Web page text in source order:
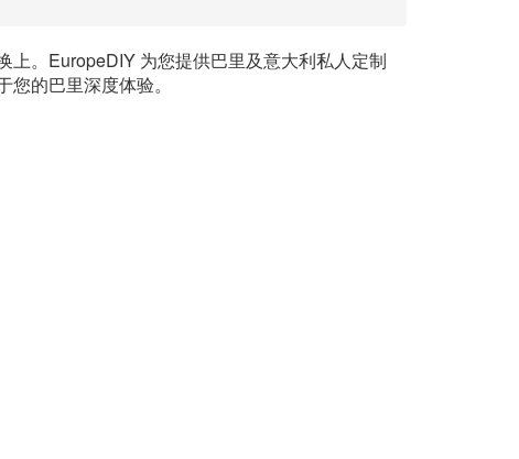
。EuropeDIY 为您提供巴里及意大利私人定制
的巴里深度体验。